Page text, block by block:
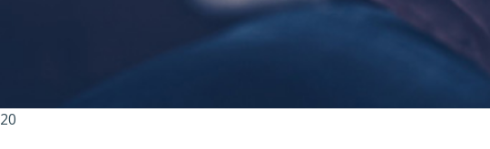
20